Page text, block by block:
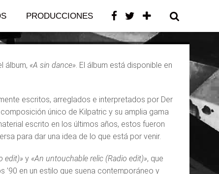
PRODUCCIONES CONTACTO
álbum, «A sin dance». El álbum está disponible en
escritos, arreglados e interpretados por Der
único de Kilpatric y su amplia gama
escrito en los últimos años, estos fueron
para dar una idea de lo que está por venir.
edit)»y «An untouchable relic (Radio edit)», que
en un estilo que suena contemporáneo y